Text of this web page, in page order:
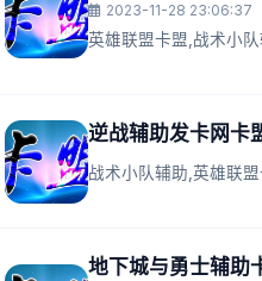
2023-11-28 23:06:37
英雄联盟卡盟,战术小
逆战辅助发卡网卡
战术小队辅助,英雄联
地下城与勇士辅助